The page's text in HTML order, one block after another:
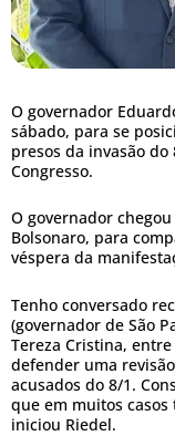
O governador
sábado, para se
presos da invasão
Congresso.
O governador
Bolsonaro, para
véspera da
Tenho conversado
(governador de São
Tereza Cristina,
defender uma
acusados do 8/1.
que em muitos
iniciou Riedel.